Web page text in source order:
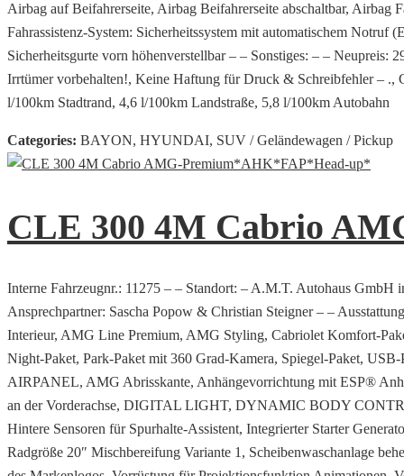
Airbag auf Beifahrerseite, Airbag Beifahrerseite abschaltbar, Airbag
Fahrassistenz-System: Sicherheitssystem mit automatischem
Sicherheitsgurte vorn höhenverstellbar – – Sonstiges: – –
Irrtümer vorbehalten!, Keine Haftung für Druck & Schreibfehler – .,
l/100km Stadtrand, 4,6 l/100km Landstraße, 5,8 l/100km Autobahn
Categories: BAYON, HYUNDAI, SUV / Geländewagen / Pickup
CLE 300 4M Cabrio
Interne Fahrzeugnr.: 11275 – – Standort: – A.M.T. Autohaus
Ansprechpartner: Sascha Popow & Christian Steigner – –
Interieur, AMG Line Premium, AMG Styling, Cabriolet Komfort-
Night-Paket, Park-Paket mit 360 Grad-Kamera, Spiegel-Paket,
AIRPANEL, AMG Abrisskante, Anhängevorrichtung mit ESP®
an der Vorderachse, DIGITAL LIGHT, DYNAMIC BODY
Hintere Sensoren für Spurhalte-Assistent, Integrierter Starter
Radgröße 20″ Mischbereifung Variante 1, Scheibenwaschanlage